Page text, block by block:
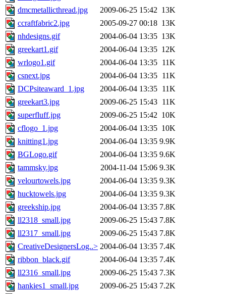
dmcmetallicthread.jpg
2009-06-25 15:42 13K
ccraftfabric2.jpg
2005-09-27 00:18 13K
nhdesigns.gif
2004-06-04 13:35 13K
greekart1.gif
2004-06-04 13:35 12K
wrlogo1.gif
2004-06-04 13:35 11K
csnext.jpg
2004-06-04 13:35 11K
DCPsiteaward_1.jpg
2004-06-04 13:35 11K
greekart3.jpg
2009-06-25 15:43 11K
superfluff.jpg
2009-06-25 15:42 10K
cflogo_1.jpg
2004-06-04 13:35 10K
knitting1.jpg
2004-06-04 13:35 9.9K
BGLogo.gif
2004-06-04 13:35 9.6K
tammsky.jpg
2004-11-04 15:06 9.3K
velourtowels.jpg
2004-06-04 13:35 9.3K
hucktowels.jpg
2004-06-04 13:35 9.3K
greekship.jpg
2004-06-04 13:35 7.8K
ll2318_small.jpg
2009-06-25 15:43 7.8K
ll2317_small.jpg
2009-06-25 15:43 7.8K
CreativeDesignersLog..> 2004-06-04 13:35 7.4K
ribbon_black.gif
2004-06-04 13:35 7.4K
ll2316_small.jpg
2009-06-25 15:43 7.3K
hankies1_small.jpg
2009-06-25 15:43 7.2K